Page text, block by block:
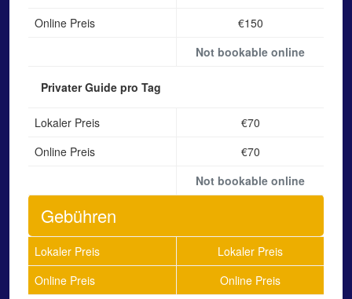
Online Preis
€150
Not bookable online
Privater Guide pro Tag
Lokaler Preis
€70
Online Preis
€70
Not bookable online
Gebühren
Lokaler Preis
Lokaler Preis
Online Preis
Online Preis